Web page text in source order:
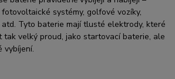
systémy, golfové vozíky,
Tyto baterie mají tlusté elektrody, které
tak velký proud, jako startovací baterie, ale
vybíjení.